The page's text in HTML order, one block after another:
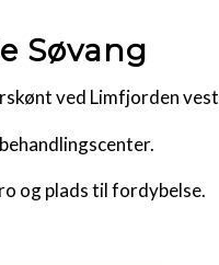
Søvang
ved Limfjorden
og plads til fordybelse.